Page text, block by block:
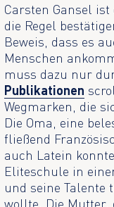
Carsten Gansel
die Regel
Beweis, dass es
Menschen
muss dazu nur
Publikationen
Wegmarken, die
Die Oma, eine
fließend
auch Latein
Eliteschule in
und seine Talente
wollte. Die Mutter,